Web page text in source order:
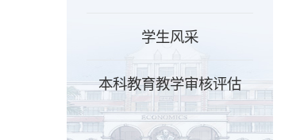
学生风采
本科教育教学审核评估